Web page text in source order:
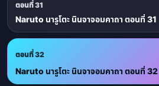
ตอนที่ 31
Naruto นารูโตะ นินจาจอมคาถา ตอนที่ 31
ตอนที่ 32
Naruto นารูโตะ นินจาจอมคาถา ตอนที่ 32